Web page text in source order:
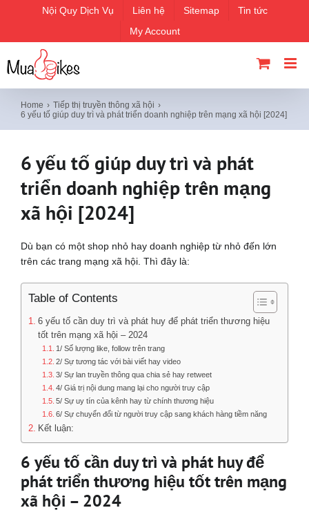
Nội Quy Dịch Vụ Liên hệ Sitemap
Tin tức
My Account
Home
Tiếp thị truyền thông xã hội
6 yếu tố giúp duy trì và phát triển doanh nghiệp trên mạng xã hội [2024]
6 yếu tố giúp duy trì và phát
triển doanh nghiệp trên mạng
xã hội [2024]
Dù bạn có một shop nhỏ hay doanh nghiệp từ nhỏ đến lớn
trên các trang mạng xã hội. Thì đây là:
Table of Contents
6 yếu tố cần duy trì và phát huy để phát triển thương hiệu
tốt trên mạng xã hội – 2024
1/ Số lượng like, follow trên trang
2/ Sự tương tác với bài viết hay video
3/ Sự lan truyền thông qua chia sẻ hay retweet
4/ Giá trị nội dung mang lại cho người truy cập
5/ Sự uy tín của kênh hay từ chính thương hiệu
6/ Sự chuyển đổi từ người truy cập sang khách hàng tiềm năng
Kết luận:
6 yếu tố cần duy trì và phát huy để
phát triển thương hiệu tốt trên mạng
xã hội – 2024